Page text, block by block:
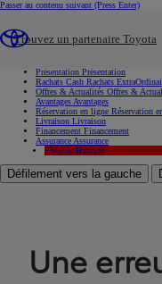
Passer au contenu suivant (Press Enter)
Trouvez un partenaire Toyota
Présentation Présentation
Rachats Cash Rachats
Offres & Actualités Offres &
Avantages Avantages
Réservation en ligne Réservation
Livraison Livraison
Financement Financement
Assurance Assurance
Hybride Hybride
Défilement vers la gauche
Une